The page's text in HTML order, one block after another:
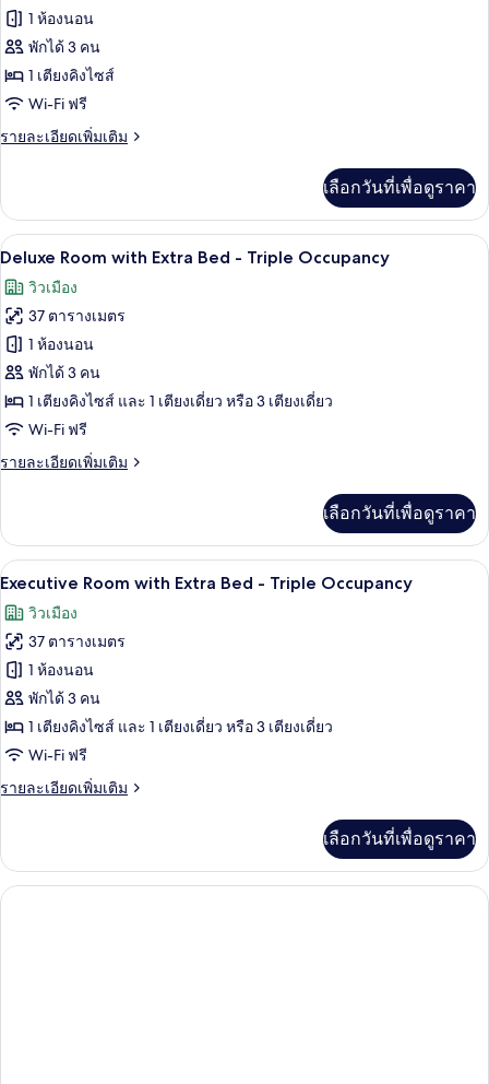
ของ
Executive
Suite
1 ห้องนอน
พักได้ 3 คน
1 เตียงคิงไซส์
Wi-Fi ฟรี
รายละเอียดเพิ่มเติม
ราย
เกี่ยว
กับ
Executive
เลือกวันที่เพื่อดูราคา
เปิด
ภาพถ่าย
ทั้งหมด
ของ
Deluxe
Room
with
Bed
Occupancy
ผ้าปูที่นอนฝ้ายอียิปต์, เครื่องนอนระดับ
7
Deluxe Room with Extra Bed - Triple Occupancy
วิวเมือง
37 ตารางเมตร
1 ห้องนอน
พักได้ 3 คน
1 เตียงคิงไซส์ และ 1 เตียงเดี่ยว หรือ 3 เตียงเดี่ยว
Wi-Fi ฟรี
รายละเอียดเพิ่มเติม
ราย
เกี่ยว
กับ
Deluxe
with
Extra
Bed
Triple
Occupancy
เลือกวันที่เพื่อดูราคา
เปิด
ภาพถ่าย
ทั้งหมด
ของ
Executive
Room
with
Bed
Occupancy
ผ้าปูที่นอนฝ้ายอียิปต์, เครื่องนอนระดับ
6
Executive Room with Extra Bed - Triple Occupancy
วิวเมือง
37 ตารางเมตร
1 ห้องนอน
พักได้ 3 คน
1 เตียงคิงไซส์ และ 1 เตียงเดี่ยว หรือ 3 เตียงเดี่ยว
Wi-Fi ฟรี
รายละเอียดเพิ่มเติม
ราย
เกี่ยว
กับ
Executive
เลือกวันที่เพื่อดูราคา